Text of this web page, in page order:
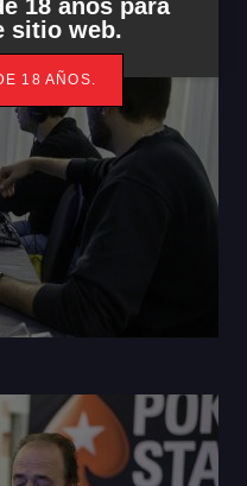
18 años para
sitio web.
18 AÑOS.